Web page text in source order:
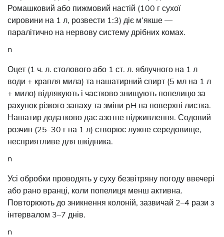
Ромашковий або пижмовий настій (100 г сухої
сировини на 1 л, розвести 1:3) діє м’якше —
паралітично на нервову систему дрібних комах.
n
Оцет (1 ч. л. столового або 1 ст. л. яблучного на 1 л
води + крапля мила) та нашатирний спирт (5 мл на 1 л
+ мило) відлякують і частково знищують попелицю за
рахунок різкого запаху та зміни pH на поверхні листка.
Нашатир додатково дає азотне підживлення. Содовий
розчин (25–30 г на 1 л) створює лужне середовище,
несприятливе для шкідника.
n
Усі обробки проводять у суху безвітряну погоду ввечері
або рано вранці, коли попелиця менш активна.
Повторюють до зникнення колоній, зазвичай 2–4 рази з
інтервалом 3–7 днів.
n